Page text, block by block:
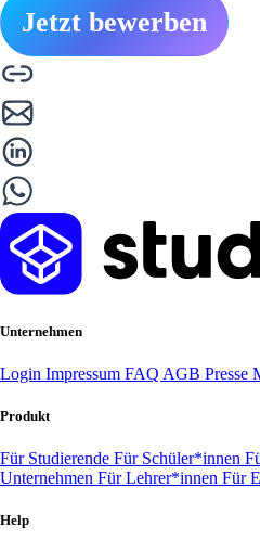
Jetzt bewerben
Unternehmen
Login Impressum FAQ AGB Presse
Produkt
Für Studierende Für Schüler*innen
Unternehmen Für Lehrer*innen Für
Help